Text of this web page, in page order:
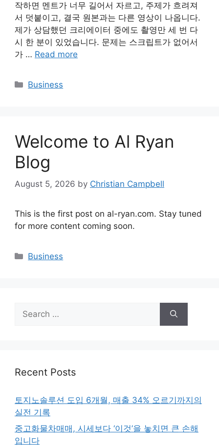
작하면 멘트가 너무 길어서 자르고, 주제가 흐려져
서 덧붙이고, 결국 원본과는 다른 영상이 나옵니다.
제가 상담했던 크리에이터 중에도 촬영만 세 번 다
시 한 분이 있었습니다. 문제는 스크립트가 없어서
가 … Read more
Categories
Business
Welcome to Al Ryan
Blog
August 5, 2026 by Christian Campbell
This is the first post on al-ryan.com. Stay tuned
for more content coming soon.
Categories
Business
for:
Recent Posts
토지노솔루션 도입 6개월, 매출 34% 오르기까지의
실전 기록
중고화물차매매, 시세보다 ‘이것’을 놓치면 큰 손해
입니다